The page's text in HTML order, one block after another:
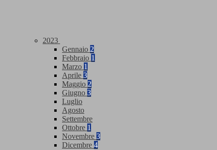
2023
Gennaio 2
Febbraio 1
Marzo 1
Aprile 3
Maggio 2
Giugno 3
Luglio
Agosto
Settembre
Ottobre 1
Novembre 3
Dicembre 4